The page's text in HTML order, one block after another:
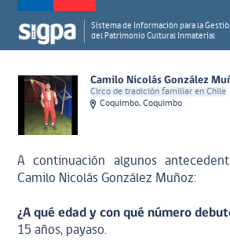
Sistema de Información para la
del Patrimonio Cultural Inmaterial
Camilo Nicolás González
Circo de tradición familiar en Chile
Coquimbo, Coquimbo
A continuación algunos
Camilo Nicolás González Muñoz:
¿A qué edad y con qué número
15 años, payaso.